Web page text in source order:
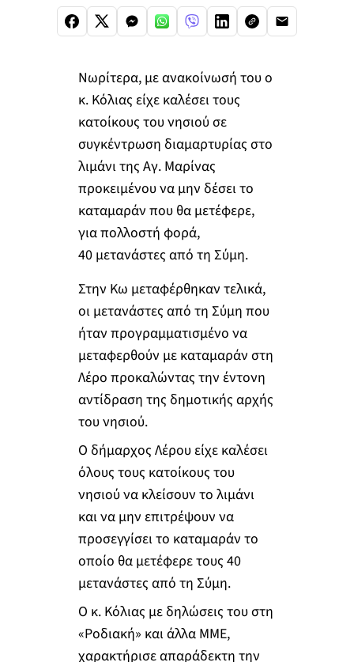
Νωρίτερα, με ανακοίνωσή του ο
κ. Κόλιας είχε καλέσει τους
κατοίκους του νησιού σε
συγκέντρωση διαμαρτυρίας στο
λιμάνι της Αγ. Μαρίνας
προκειμένου να μην δέσει το
καταμαράν που θα μετέφερε,
για πολλοστή φορά,
40 μετανάστες από τη Σύμη.
Στην Κω μεταφέρθηκαν τελικά,
οι μετανάστες από τη Σύμη που
ήταν προγραμματισμένο να
μεταφερθούν με καταμαράν στη
Λέρο προκαλώντας την έντονη
αντίδραση της δημοτικής αρχής
του νησιού.
Ο δήμαρχος Λέρου είχε καλέσει
όλους τους κατοίκους του
νησιού να κλείσουν το λιμάνι
και να μην επιτρέψουν να
προσεγγίσει το καταμαράν το
οποίο θα μετέφερε τους 40
μετανάστες από τη Σύμη.
Ο κ. Κόλιας με δηλώσεις του στη
«Ροδιακή» και άλλα ΜΜΕ,
χαρακτήρισε απαράδεκτη την